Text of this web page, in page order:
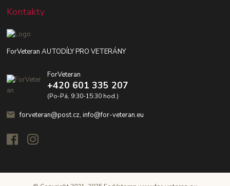
Kontakty
ForVeteran AUTODÍLY PRO VETERÁNY
ForVeteran
+420 601 335 207
(Po-Pá, 9:30-15:30 hod.)
forveteran@post.cz, info@for-veteran.eu